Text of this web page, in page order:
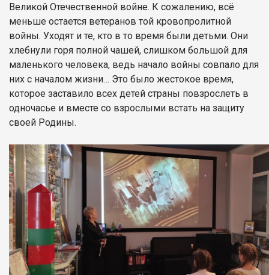
Великой Отечественной войне. К сожалению, всё
меньше остается ветеранов той кровопролитной
войны. Уходят и те, кто в то время были детьми. Они
хлебнули горя полной чашей, слишком большой для
маленького человека, ведь начало войны совпало для
них с началом жизни… Это было жестокое время,
которое заставило всех детей страны повзрослеть в
одночасье и вместе со взрослыми встать на защиту
своей Родины.